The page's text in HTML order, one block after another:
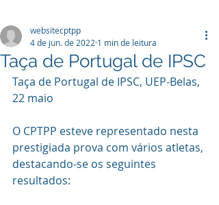
Taça de Portugal de IPSC
websitecptpp
4 de jun. de 2022 1 min de leitura
Taça de Portugal de IPSC, UEP-Belas,
22 maio
O CPTPP esteve representado nesta
prestigiada prova com vários atletas,
destacando-se os seguintes
resultados: